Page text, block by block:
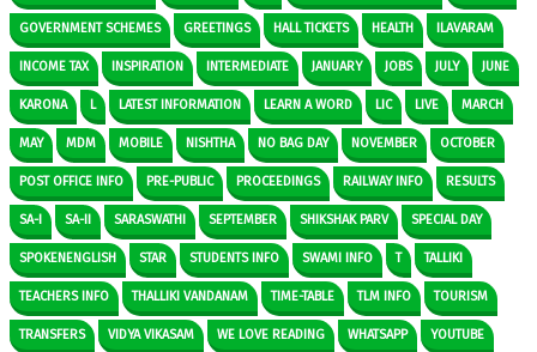
GOVERNMENT SCHEMES GREETINGS HALL TICKETS HEALTH ILAVARAM
INCOME TAX INSPIRATION INTERMEDIATE JANUARY JOBS JULY JUNE
KARONA L LATEST INFORMATION LEARN A WORD LIC LIVE MARCH
MAY MDM MOBILE NISHTHA NO BAG DAY NOVEMBER OCTOBER
POST OFFICE INFO PRE-PUBLIC PROCEEDINGS RAILWAY INFO RESULTS
SA-I SA-II SARASWATHI SEPTEMBER SHIKSHAK PARV SPECIAL DAY
SPOKENENGLISH STAR STUDENTS INFO SWAMI INFO T TALLIKI
TEACHERS INFO THALLIKI VANDANAM TIME-TABLE TLM INFO TOURISM
TRANSFERS VIDYA VIKASAM WE LOVE READING WHATSAPP YOUTUBE